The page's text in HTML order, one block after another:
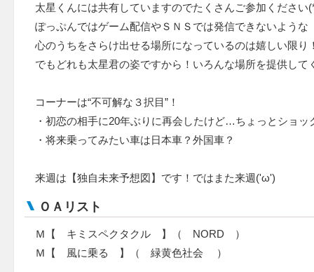
太星くんには共有していますのでたくさんご参加ください
ぽっぷんではゲーム配信やＳＮＳでは発信できないような
心のうちをさらけ出せる場所になっているのは嬉しい限り
でもどれも太星君の姿ですから！いろんな場所を提供し
コーナーは“不可解な３択目”！
・初恋の相手に20年ぶりに再会したけど…ちょっとショ
・将来乗ってみたい車は日本車？外国車？
来週は【独自未来予想図】です！ではまた来週('ω')
ＯＡリスト
Ｍ【 キミスペクタクル 】（ NORD ）
Ｍ【 風に乗る 】（ 緑黄色社会 ）